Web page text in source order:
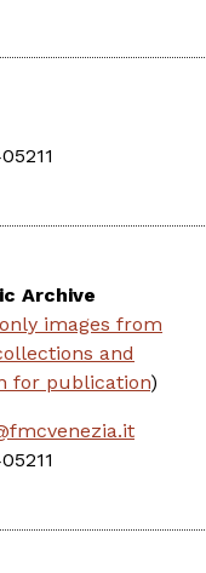
Archive
images from
and
for publication)